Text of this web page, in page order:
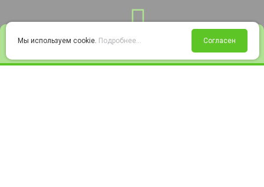
Войти Избранное Корзина
Мы используем cookie. Подробнее... Согласен